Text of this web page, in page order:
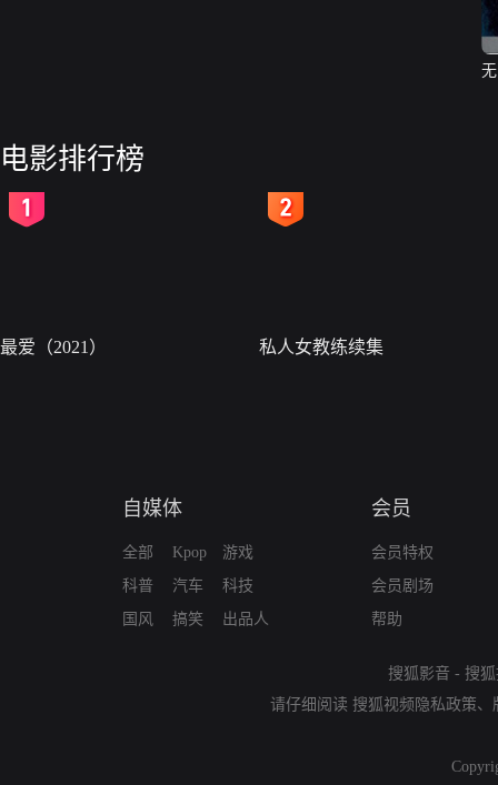
电影排行榜
最爱（2021） 私人女教练续集
自媒体
全部
科普
国风
Kpop
汽车
搞笑
游戏
科技
出品人
会员
会员特权
会员剧场
帮助
搜狐影音 - 搜
请仔细阅读 搜狐视频隐私政策、